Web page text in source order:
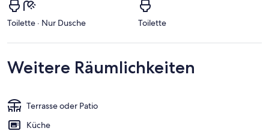
Toilette · Nur Dusche Toilette
Weitere Räumlichkeiten
Terrasse oder Patio
Küche